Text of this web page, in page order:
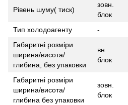
Рівень шуму( тиск)
зовн.
блок
Тип холодоагенту -
Габаритні розміри
ширина/висота/
глибина, без упаковки
вн.
блок
Габаритні розміри
ширина/висота/
глибина без упаковки
зовн.
блок